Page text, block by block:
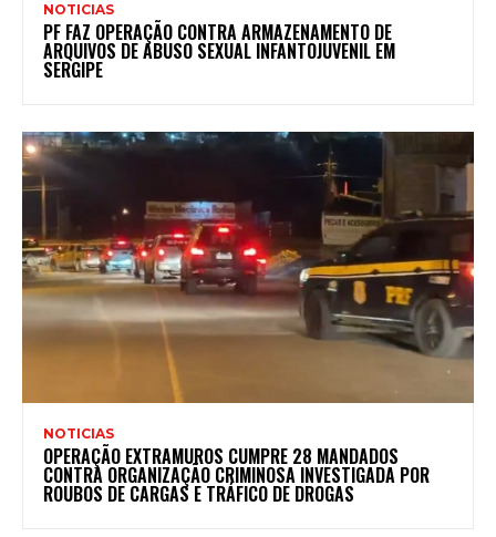
NOTICIAS
PF FAZ OPERAÇÃO CONTRA ARMAZENAMENTO DE
ARQUIVOS DE ABUSO SEXUAL INFANTOJUVENIL EM
SERGIPE
NOTICIAS
OPERAÇÃO EXTRAMUROS CUMPRE 28 MANDADOS
CONTRA ORGANIZAÇÃO CRIMINOSA INVESTIGADA POR
ROUBOS DE CARGAS E TRÁFICO DE DROGAS